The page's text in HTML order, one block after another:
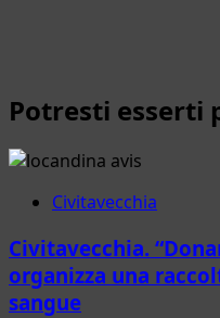
Potresti esserti
Civitavecchia
Civitavecchia.
organizza una
sangue